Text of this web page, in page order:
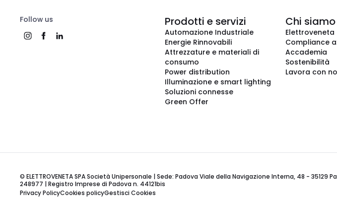
Follow us Prodotti e servizi
Automazione Industriale
Energie Rinnovabili
Attrezzature e materiali di
consumo
Power distribution
Illuminazione e smart lighting
Soluzioni connesse
Green Offer
Chi siamo
Elettroveneta
Compliance
Accademia
Sostenibilità
Lavora con
© ELETTROVENETA SPA Società Unipersonale | Sede: Padova Viale della Navigazione Interna, 48 - 35129
248977 | Registro Imprese di Padova n. 44121bis
Privacy PolicyCookies policyGestisci Cookies